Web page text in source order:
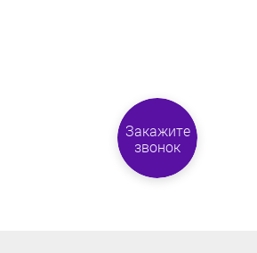
Закажите
звонок